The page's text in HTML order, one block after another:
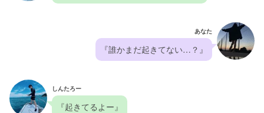
あなた
『誰かまだ起きてない…？』
しんたろー
『起きてるよー』